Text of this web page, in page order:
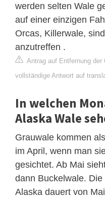
werden selten Wale
auf einer einzigen
Orcas, Killerwale,
anzutreffen .
Antrag auf Entfernung der
vollständige Antwort auf
In welchen
Alaska Wale
Grauwale kommen
im April, wenn man
gesichtet. Ab Mai
dann Buckelwale.
Alaska dauert von